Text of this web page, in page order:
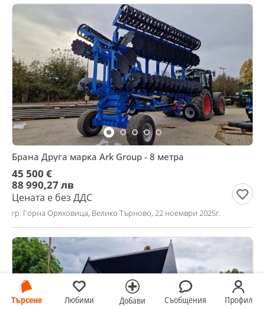
Търсене Любими Добави Съобщения Профил
Брана Друга марка Ark Group - 8 метра
45 500 €
88 990,27 лв
Цената е без ДДС
гр. Горна Оряховица, Велико Търново, 22 ноември 2025г.